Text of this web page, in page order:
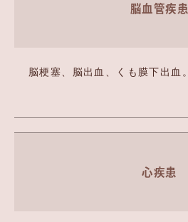
脳血管疾患
脳梗塞、脳出血、くも膜下出血。
心疾患